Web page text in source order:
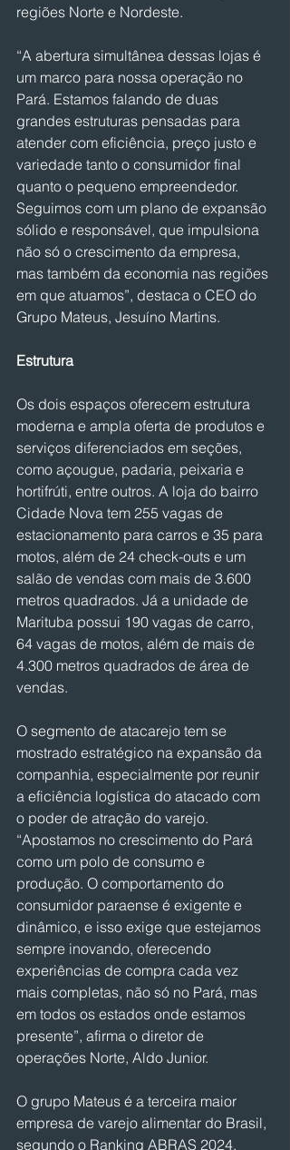
regiões Norte e Nordeste.
“A abertura simultânea dessas lojas é
um marco para nossa operação no
Pará. Estamos falando de duas
grandes estruturas pensadas para
atender com eficiência, preço justo e
variedade tanto o consumidor final
quanto o pequeno empreendedor.
Seguimos com um plano de expansão
sólido e responsável, que impulsiona
não só o crescimento da empresa,
mas também da economia nas regiões
em que atuamos”, destaca o CEO do
Grupo Mateus, Jesuíno Martins.
Estrutura
Os dois espaços oferecem estrutura
moderna e ampla oferta de produtos e
serviços diferenciados em seções,
como açougue, padaria, peixaria e
hortifrúti, entre outros. A loja do bairro
Cidade Nova tem 255 vagas de
estacionamento para carros e 35 para
motos, além de 24 check-outs e um
salão de vendas com mais de 3.600
metros quadrados. Já a unidade de
Marituba possui 190 vagas de carro,
64 vagas de motos, além de mais de
4.300 metros quadrados de área de
vendas.
O segmento de atacarejo tem se
mostrado estratégico na expansão da
companhia, especialmente por reunir
a eficiência logística do atacado com
o poder de atração do varejo.
“Apostamos no crescimento do Pará
como um polo de consumo e
produção. O comportamento do
consumidor paraense é exigente e
dinâmico, e isso exige que estejamos
sempre inovando, oferecendo
experiências de compra cada vez
mais completas, não só no Pará, mas
em todos os estados onde estamos
presente”, afirma o diretor de
operações Norte, Aldo Junior.
O grupo Mateus é a terceira maior
empresa de varejo alimentar do Brasil,
segundo o Ranking ABRAS 2024,